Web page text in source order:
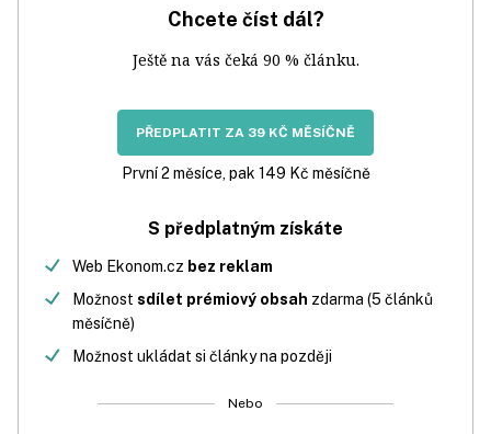
Chcete číst dál?
Ještě na vás čeká 90 % článku.
PŘEDPLATIT ZA 39 KČ MĚSÍČNĚ
První 2 měsíce, pak 149 Kč měsíčně
S předplatným získáte
Web Ekonom.cz bez reklam
Možnost sdílet prémiový obsah zdarma (5 článků
měsíčně)
Možnost ukládat si články na později
Nebo